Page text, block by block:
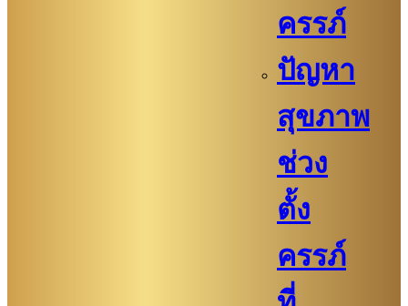
ครรภ์​
ปัญหา
สุขภาพ
ช่วง
ตั้ง
ครรภ์